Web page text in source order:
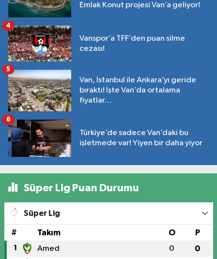
Emlak Konut projesi Van’a geliyor!
Vanspor’a TFF’den puan silme
cezası!
4
Van, İstanbul ile Ankara’yı geride
bıraktı! İşte Van’da ortalama
fiyatlar…
5
Türkiye’de sadece Van’daki bu
işletmede var! Yiyen bir daha yiyor
6
Süper Lig Puan Durumu
Süper Lig
# Takım O P
1 Amed 0 0